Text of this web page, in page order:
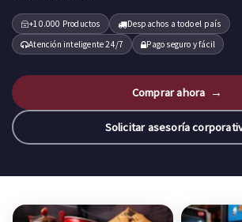
+10.000 Productos
Despachos a todo el país
Atención inteligente 24/7
Pago seguro y fácil
Comprar ahora →
Solicitar asesoría
Categorías de productos